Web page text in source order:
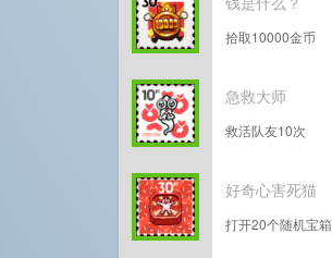
拾取10000金币
急救大师
救活队友10次
好奇心害死猫
打开20个随机宝箱